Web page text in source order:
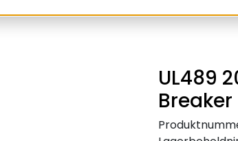
UL489
Breaker